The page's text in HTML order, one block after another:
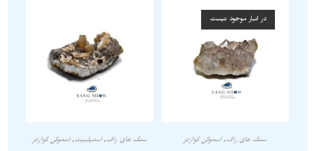
در انبار موجود نیست
سنگ های راف,اسموکی کوارتز سنگ های راف,استیلبیت,اسموکی کوارتز